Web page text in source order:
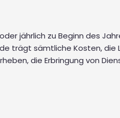
jährlich zu Beginn des
trägt sämtliche Kosten,
die Erbringung von